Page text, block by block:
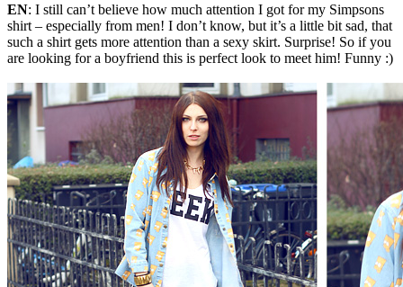
EN: I still can’t believe how much attention I got for my Simpsons
shirt – especially from men! I don’t know, but it’s a little bit sad, that
such a shirt gets more attention than a sexy skirt. Surprise! So if you
are looking for a boyfriend this is perfect look to meet him! Funny :)